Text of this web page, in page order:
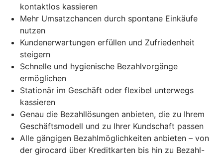
kontaktlos kassieren
Mehr Umsatzchancen durch spontane Einkäufe
nutzen
Kundenerwartungen erfüllen und Zufriedenheit
steigern
Schnelle und hygienische Bezahlvorgänge
ermöglichen
Stationär im Geschäft oder flexibel unterwegs
kassieren
Genau die Bezahllösungen anbieten, die zu Ihrem
Geschäftsmodell und zu Ihrer Kundschaft passen
Alle gängigen Bezahlmöglichkeiten anbieten – von
der girocard über Kreditkarten bis hin zu Bezahl-